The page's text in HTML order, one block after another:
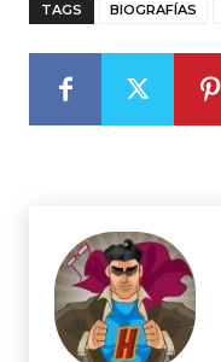
TAGS BIOGRAFÍAS